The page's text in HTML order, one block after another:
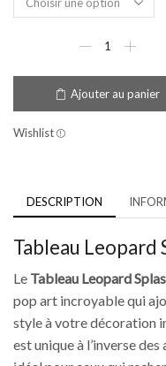
Ajouter au panier
Wishlist
DESCRIPTION
Tableau Leopard
Le Tableau Leopard
pop art incroyable qui
style à votre décoration
est unique à l’inverse